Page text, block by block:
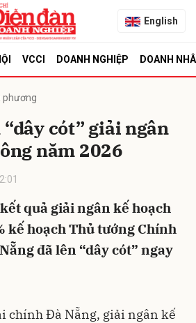
English
VCCI DOANH NGHIỆP DOANH
phương
cót” giải ngân
năm 2026
quả giải ngân kế hoạch
kế hoạch Thủ tướng Chính
đã lên “dây cót” ngay
chính Đà Nẵng, giải ngân kế
Hủy